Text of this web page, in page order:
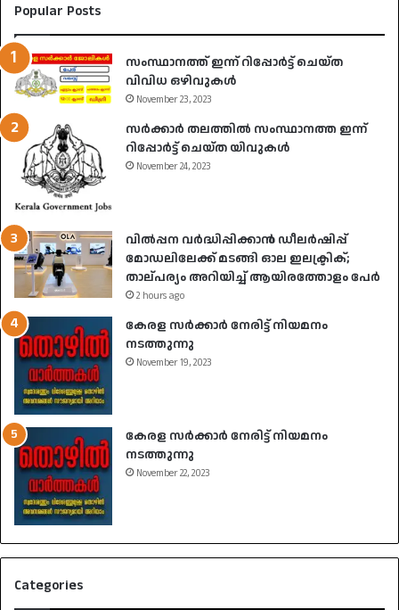
Popular Posts
സംസ്ഥാനത്ത് ഇന്ന് റിപ്പോർട്ട് ചെയ്ത
വിവിധ ഒഴിവുകൾ
November 23, 2023
സർക്കാർ തലത്തിൽ സംസ്ഥാനത്ത ഇന്ന്
റിപ്പോർട്ട് ചെയ്ത യിവുകൾ
November 24, 2023
വിൽപ്പന വർദ്ധിപ്പിക്കാൻ ഡീലർഷിപ്പ്
മോഡലിലേക്ക് മടങ്ങി ഓല ഇലക്ട്രിക്;
താല്പര്യം അറിയിച്ച് ആയിരത്തോളം പേർ
2 hours ago
കേരള സർക്കാർ നേരിട്ട് നിയമനം
നടത്തുന്നു
November 19, 2023
കേരള സർക്കാർ നേരിട്ട് നിയമനം
നടത്തുന്നു
November 22, 2023
Categories